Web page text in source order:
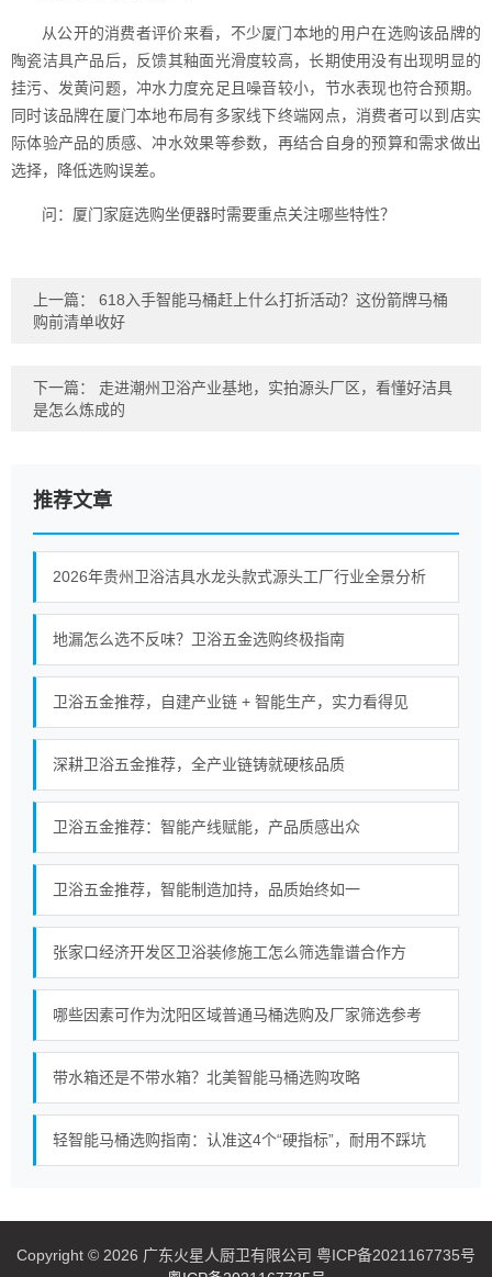
从公开的消费者评价来看，不少厦门本地的用户在选购该品牌的
陶瓷洁具产品后，反馈其釉面光滑度较高，长期使用没有出现明显的
挂污、发黄问题，冲水力度充足且噪音较小，节水表现也符合预期。
同时该品牌在厦门本地布局有多家线下终端网点，消费者可以到店实
际体验产品的质感、冲水效果等参数，再结合自身的预算和需求做出
选择，降低选购误差。
问：厦门家庭选购坐便器时需要重点关注哪些特性？
上一篇： 618入手智能马桶赶上什么打折活动？这份箭牌马桶
购前清单收好
下一篇： 走进潮州卫浴产业基地，实拍源头厂区，看懂好洁具
是怎么炼成的
推荐文章
2026年贵州卫浴洁具水龙头款式源头工厂行业全景分析
地漏怎么选不反味？卫浴五金选购终极指南
卫浴五金推荐，自建产业链 + 智能生产，实力看得见
深耕卫浴五金推荐，全产业链铸就硬核品质
卫浴五金推荐：智能产线赋能，产品质感出众
卫浴五金推荐，智能制造加持，品质始终如一
张家口经济开发区卫浴装修施工怎么筛选靠谱合作方
哪些因素可作为沈阳区域普通马桶选购及厂家筛选参考
带水箱还是不带水箱？北美智能马桶选购攻略
轻智能马桶选购指南：认准这4个“硬指标”，耐用不踩坑
Copyright © 2026 广东火星人厨卫有限公司 粤ICP备2021167735号